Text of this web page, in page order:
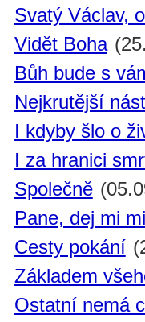
Svatý Václav,
Vidět Boha
Bůh bude s
Nejkrutější
I kdyby šlo o
I za hranici
Společně
Pane, dej mi
Cesty pokání
Základem
Ostatní nemá